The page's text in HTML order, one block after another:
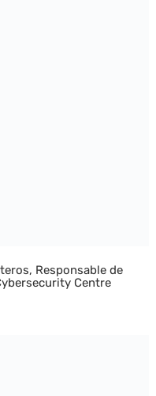
Responsable de
Centre